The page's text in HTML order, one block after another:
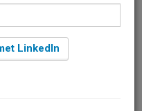
samen met AM en
van wijk- en
LinkedIn